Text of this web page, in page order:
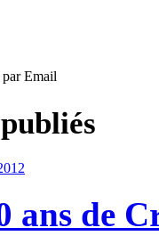
par Email
de